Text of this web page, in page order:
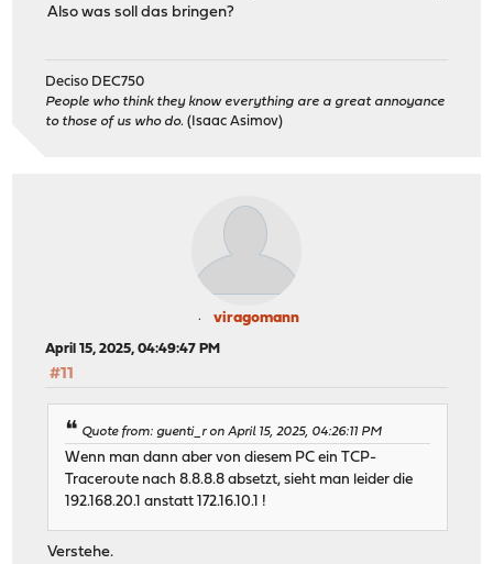
Also was soll das bringen?
Deciso DEC750
People who think they know everything are a great annoyance
to those of us who do. (Isaac Asimov)
viragomann
April 15, 2025, 04:49:47 PM
#11
Quote from: guenti_r on April 15, 2025, 04:26:11 PM
Wenn man dann aber von diesem PC ein TCP-
Traceroute nach 8.8.8.8 absetzt, sieht man leider die
192.168.20.1 anstatt 172.16.10.1 !
Verstehe.